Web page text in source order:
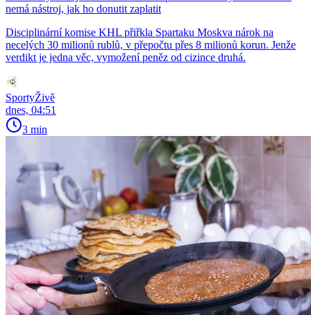
nemá nástroj, jak ho donutit zaplatit
Disciplinární komise KHL přiřkla Spartaku Moskva nárok na
necelých 30 milionů rublů, v přepočtu přes 8 milionů korun. Jenže
verdikt je jedna věc, vymožení peněz od cizince druhá.
SportyŽivě
dnes, 04:51
3 min